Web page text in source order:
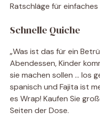
Ratschläge für einfaches
Schnelle Quiche
„Was ist das für ein
Abendessen, Kinder
sie machen sollen … los
spanisch und Fajita ist
es Wrap! Kaufen Sie
Seiten der Dose.